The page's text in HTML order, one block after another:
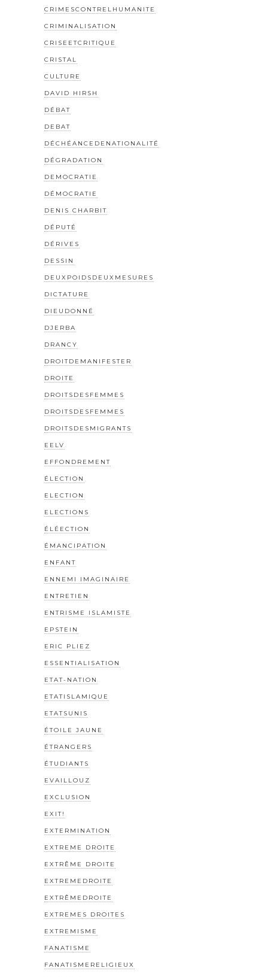
CRIMESCONTRELHUMANITE
CRIMINALISATION
CRISEETCRITIQUE
CRISTAL
CULTURE
DAVID HIRSH
DÉBAT
DEBAT
DÉCHÉANCEDENATIONALITÉ
DÉGRADATION
DEMOCRATIE
DÉMOCRATIE
DENIS CHARBIT
DÉPUTÉ
DÉRIVES
DESSIN
DEUXPOIDSDEUXMESURES
DICTATURE
DIEUDONNÉ
DJERBA
DRANCY
DROITDEMANIFESTER
DROITE
DROITSDESFEMMES
DROITSDESFEMMES
DROITSDESMIGRANTS
EELV
EFFONDREMENT
ÉLECTION
ELECTION
ELECTIONS
ÉLÉECTION
ÉMANCIPATION
ENFANT
ENNEMI IMAGINAIRE
ENTRETIEN
ENTRISME ISLAMISTE
EPSTEIN
ERIC PLIEZ
ESSENTIALISATION
ETAT-NATION
ETATISLAMIQUE
ETATSUNIS
ÉTOILE JAUNE
ÉTRANGERS
ÉTUDIANTS
EVAILLOUZ
EXCLUSION
EXIT!
EXTERMINATION
EXTREME DROITE
EXTRÊME DROITE
EXTREMEDROITE
EXTRÊMEDROITE
EXTREMES DROITES
EXTREMISME
FANATISME
FANATISMERELIGIEUX